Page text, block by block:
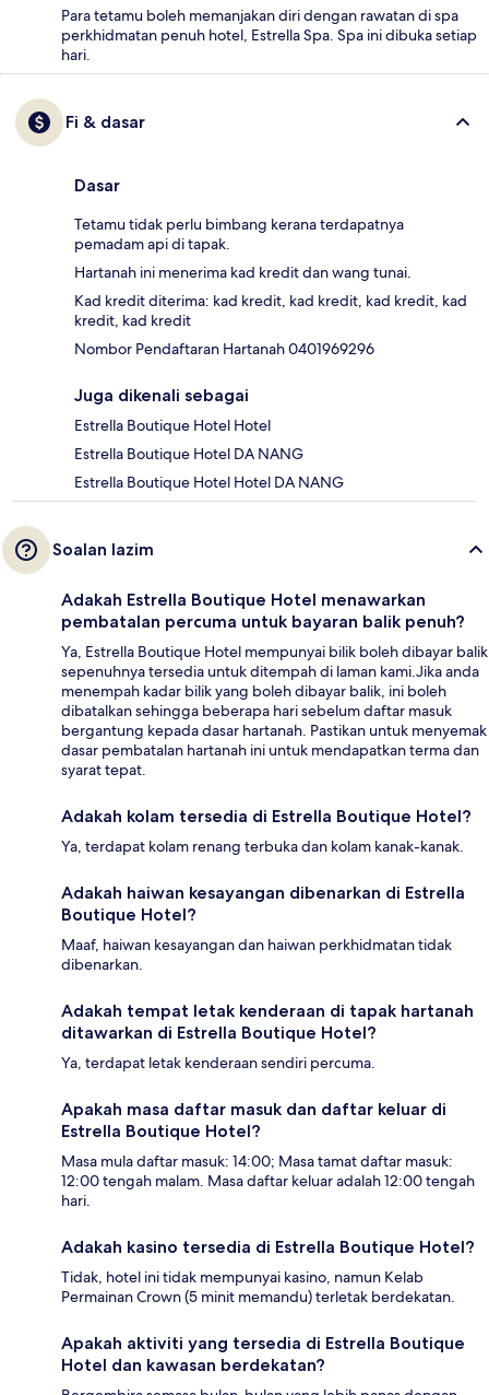
Para tetamu boleh memanjakan diri dengan rawatan di spa
perkhidmatan penuh hotel, Estrella Spa. Spa ini dibuka setiap
hari.
Fi & dasar
Dasar
Tetamu tidak perlu bimbang kerana terdapatnya
pemadam api di tapak.
Hartanah ini menerima kad kredit dan wang tunai.
Kad kredit diterima: kad kredit, kad kredit, kad kredit, kad
kredit, kad kredit
Nombor Pendaftaran Hartanah 0401969296
Juga dikenali sebagai
Estrella Boutique Hotel Hotel
Estrella Boutique Hotel DA NANG
Estrella Boutique Hotel Hotel DA NANG
Soalan lazim
Adakah Estrella Boutique Hotel menawarkan
pembatalan percuma untuk bayaran balik penuh?
Ya, Estrella Boutique Hotel mempunyai bilik boleh dibayar balik
sepenuhnya tersedia untuk ditempah di laman kami.Jika anda
menempah kadar bilik yang boleh dibayar balik, ini boleh
dibatalkan sehingga beberapa hari sebelum daftar masuk
bergantung kepada dasar hartanah. Pastikan untuk menyemak
dasar pembatalan hartanah ini untuk mendapatkan terma dan
syarat tepat.
Adakah kolam tersedia di Estrella Boutique Hotel?
Ya, terdapat kolam renang terbuka dan kolam kanak-kanak.
Adakah haiwan kesayangan dibenarkan di Estrella
Boutique Hotel?
Maaf, haiwan kesayangan dan haiwan perkhidmatan tidak
dibenarkan.
Adakah tempat letak kenderaan di tapak hartanah
ditawarkan di Estrella Boutique Hotel?
Ya, terdapat letak kenderaan sendiri percuma.
Apakah masa daftar masuk dan daftar keluar di
Estrella Boutique Hotel?
Masa mula daftar masuk: 14:00; Masa tamat daftar masuk:
12:00 tengah malam. Masa daftar keluar adalah 12:00 tengah
hari.
Adakah kasino tersedia di Estrella Boutique Hotel?
Tidak, hotel ini tidak mempunyai kasino, namun Kelab
Permainan Crown (5 minit memandu) terletak berdekatan.
Apakah aktiviti yang tersedia di Estrella Boutique
Hotel dan kawasan berdekatan?